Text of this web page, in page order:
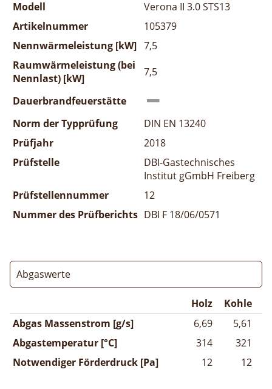
Modell
Verona II 3.0 STS13
Artikelnummer
105379
Nennwärmeleistung [kW] 7,5
Raumwärmeleistung (bei
Nennlast) [kW]
7,5
Dauerbrandfeuerstätte
Norm der Typprüfung
DIN EN 13240
Prüfjahr
2018
Prüfstelle
DBI-Gastechnisches
Institut gGmbH Freiberg
Prüfstellennummer
12
Nummer des Prüfberichts DBI F 18/06/0571
Abgaswerte
Holz
Kohle
Abgas Massenstrom [g/s]
6,69
5,61
Abgastemperatur [°C]
314
321
Notwendiger Förderdruck [Pa]
12 12